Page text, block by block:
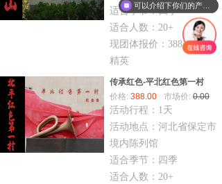
适合季节：四季
适合人数：20+
现团体报价：388起/人
精英
传承红色-平北红色第一村
价格: 388.00 市场价: 0.00
活动行程：1天
活动地点：河北省保定市
境内陈列馆
适合季节：四季
适合人数：20+
可以介绍下你们的产品么